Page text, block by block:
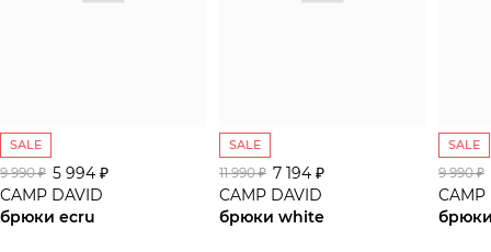
SALE
9 990 ₽ 5 994 ₽
CAMP DAVID
брюки ecru
SALE
11 990 ₽ 7 194 ₽
CAMP DAVID
брюки white
SALE
9 990 ₽
CAMP